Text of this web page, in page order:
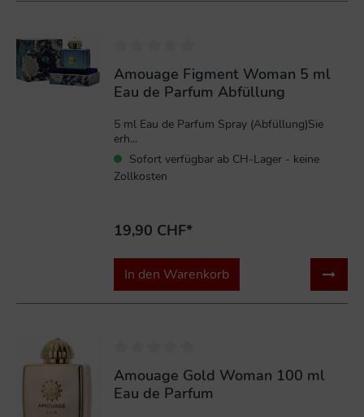
Amouage Figment Woman 5 ml
Eau de Parfum Abfüllung
5 ml Eau de Parfum Spray (Abfüllung)Sie
erh...
Sofort verfügbar ab CH-Lager - keine
Zollkosten
19,90 CHF*
In den Warenkorb
Amouage Gold Woman 100 ml
Eau de Parfum